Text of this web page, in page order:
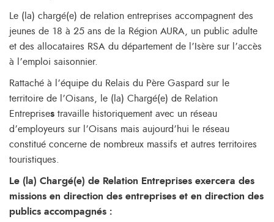
Le (la) chargé(e) de relation entreprises accompagnent des
jeunes de 18 à 25 ans de la Région AURA, un public adulte
et des allocataires RSA du département de l’Isère sur l’accès
à l’emploi saisonnier.
Rattaché à l’équipe du Relais du Père Gaspard sur le
territoire de l’Oisans, le (la) Chargé(e) de Relation
Entreprises travaille historiquement avec un réseau
d’employeurs sur l’Oisans mais aujourd’hui le réseau
constitué concerne de nombreux massifs et autres territoires
touristiques.
Le (la) Chargé(e) de Relation Entreprises exercera des
missions en direction des entreprises et en direction des
publics accompagnés :